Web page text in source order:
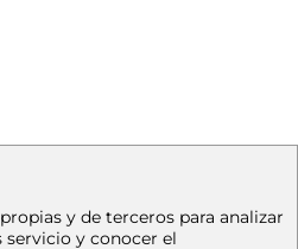
y de terceros para analizar
y conocer el